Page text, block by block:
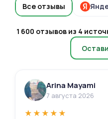
Все отзывы
1 600 отзывов из 4
Arina Mayami
7 августа 2026
★★★★★